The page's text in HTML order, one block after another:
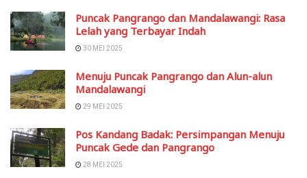
Puncak Pangrango dan Mandalawangi: Rasa
Lelah yang Terbayar Indah
30 MEI 2025
Menuju Puncak Pangrango dan Alun-alun
Mandalawangi
29 MEI 2025
Pos Kandang Badak: Persimpangan Menuju
Puncak Gede dan Pangrango
28 MEI 2025